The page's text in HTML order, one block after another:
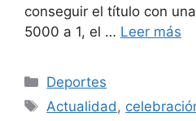
conseguir el título con
5000 a 1, el … Leer más
Categorías
Deportes
Etiquetas
Actualidad ,